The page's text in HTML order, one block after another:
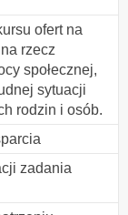
ofert na
rzecz
społecznej,
sytuacji
rodzin i osób.
zadania